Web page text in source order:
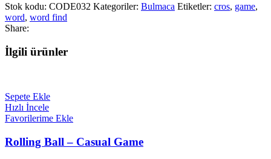
Stok kodu: CODE032 Kategoriler: Bulmaca Etiketler: cros, game,
word, word find
Share:
İlgili ürünler
Sepete Ekle
Hızlı İncele
Favorilerime Ekle
Rolling Ball – Casual Game